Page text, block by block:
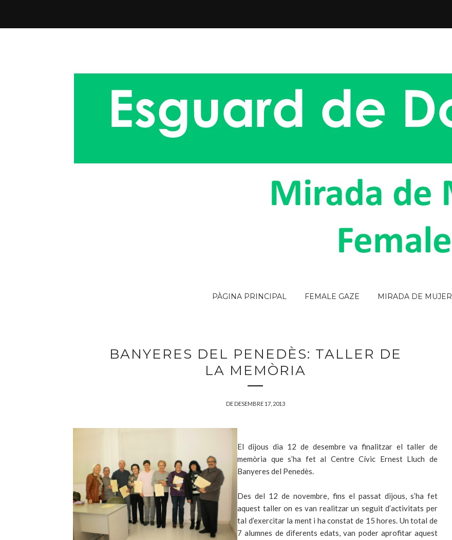
PÀGINA PRINCIPAL FEMALE GAZE MIRADA DE MUJER
BANYERES DEL PENEDÈS: TALLER DE
LA MEMÒRIA
DE DESEMBRE 17, 2013
El dijous dia 12 de desembre va finalitzar el taller de
memòria que s’ha fet al Centre Cívic Ernest Lluch de
Banyeres del Penedès.
Des del 12 de novembre, fins el passat dijous, s’ha fet
aquest taller on es van realitzar un seguit d’activitats per
tal d’exercitar la ment i ha constat de 15 hores. Un total de
7 alumnes de diferents edats, van poder aprofitar aquest